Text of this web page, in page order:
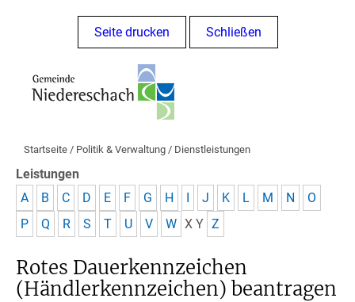
Seite drucken Schließen
Startseite / Politik & Verwaltung / Dienstleistungen
Leistungen
A
B C D E F G H I J K L M N
O
P
Q R S T U V W X Y Z
Rotes Dauerkennzeichen
(Händlerkennzeichen) beantragen